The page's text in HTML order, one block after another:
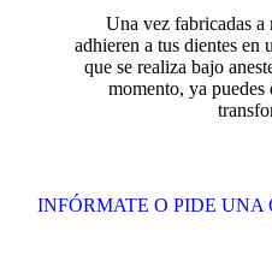
Una vez fabricadas a
adhieren a tus dientes
que se realiza bajo
momento, ya puedes
INFÓRMATE O PIDE UNA